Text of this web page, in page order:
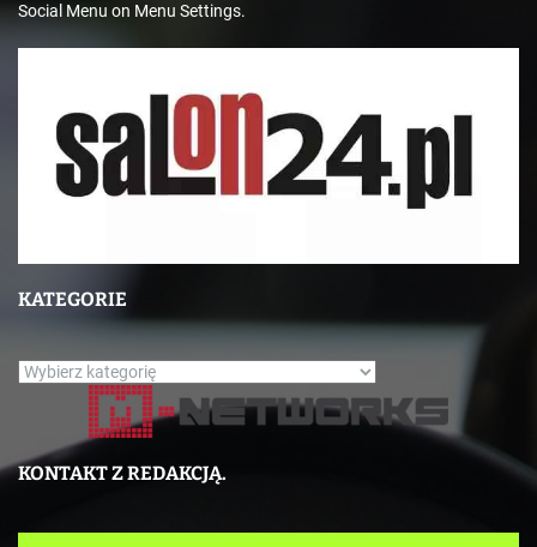
Social Menu on Menu Settings.
KATEGORIE
K
e
KONTAKT Z REDAKCJĄ.